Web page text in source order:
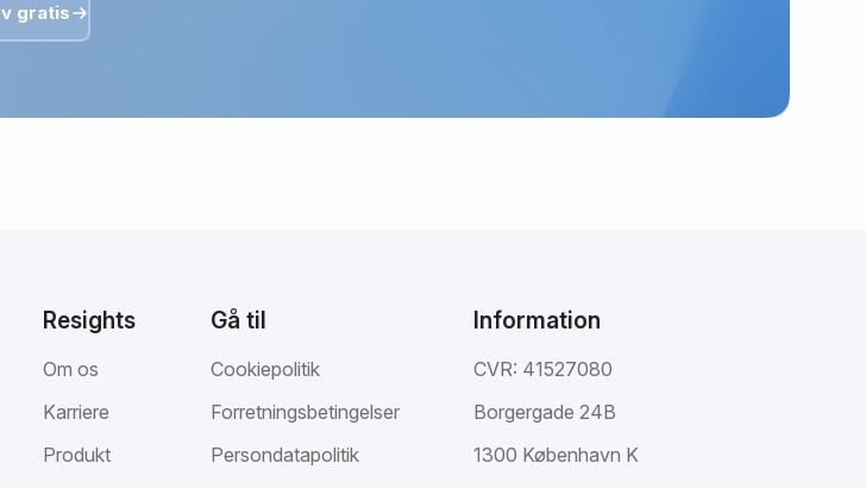
gratis
Resights
Om os
Karriere
Produkt
Gå til
Cookiepolitik
Forretningsbetingelser
Persondatapolitik
Information
CVR: 41527080
Borgergade 24B
1300 København K